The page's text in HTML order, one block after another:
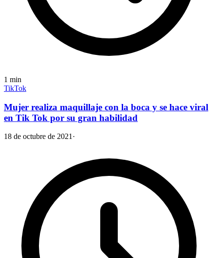
1 min
TikTok
Mujer realiza maquillaje con la boca y se hace viral
en Tik Tok por su gran habilidad
18 de octubre de 2021 ·